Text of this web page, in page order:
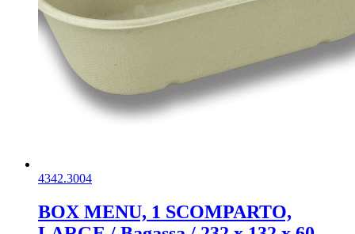
4342.3004
BOX MENU, 1 SCOMPARTO,